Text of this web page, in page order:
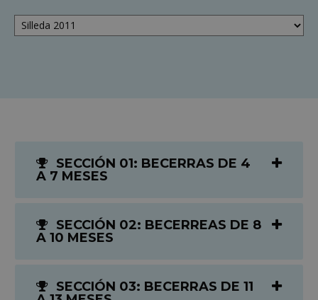
Histórico
de
SECCIÓN 01: BECERRAS DE 4
A 7 MESES
SECCIÓN 02: BECERREAS DE 8
A 10 MESES
SECCIÓN 03: BECERRAS DE 11